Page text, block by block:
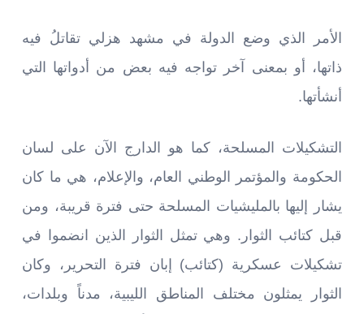
الأمر الذي وضع الدولة في مشهد هزلي تقاتلُ فيه
ذاتها، أو بمعنى آخر تواجه فيه بعض من أدواتها التي
أنشأتها.
التشكيلات المسلحة، كما هو الدارج الآن على لسان
الحكومة والمؤتمر الوطني العام، والإعلام، هي ما كان
يشار إليها بالمليشيات المسلحة حتى فترة قريبة، ومن
قبل كتائب الثوار. وهي تمثل الثوار الذين انضموا في
تشكيلات عسكرية (كتائب) إبان فترة التحرير، وكان
الثوار يمثلون مختلف المناطق الليبية، مدناً وبلدات،